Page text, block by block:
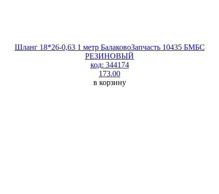
Шланг 18*26-0,63 1 метр БалаковоЗапчасть 10435 БМБС
РЕЗИНОВЫЙ
код: 344174
173.00
в корзину